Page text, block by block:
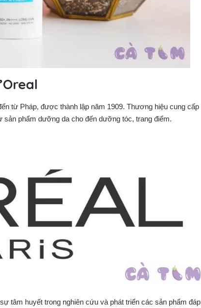
từ Pháp, được thành lập năm 1909. Thương hiệu cung cấp
phẩm dưỡng da cho đến dưỡng tóc, trang điểm.
tâm huyết trong nghiên cứu và phát triển các sản phẩm đáp